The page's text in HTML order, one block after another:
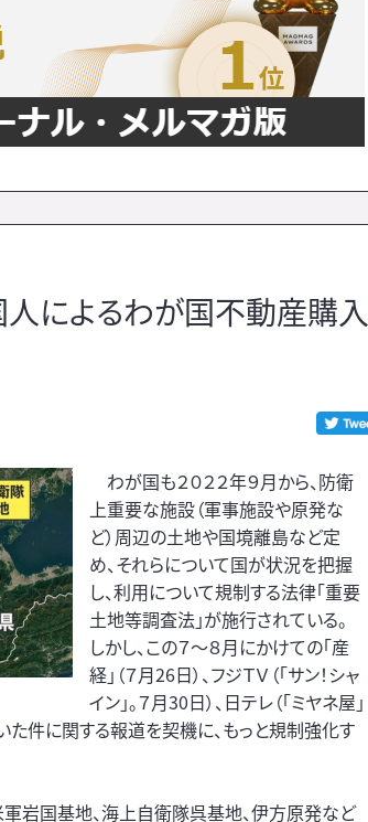
によるわが国不動産購入
わが国も２０２２年９月から、防衛
上重要な施設（軍事施設や原発な
ど）周辺の土地や国境離島など定
め、それらについて国が状況を把握
し、利用について規制する法律「重要
土地等調査法」が施行されている。
しかし、この７～８月にかけての「産
経」（７月26日）、フジＴＶ（「サン！シャ
イン」。７月30日）、日テレ（「ミヤネ屋」
た件に関する報道を契機に、もっと規制強化す
軍岩国基地、海上自衛隊呉基地、伊方原発など